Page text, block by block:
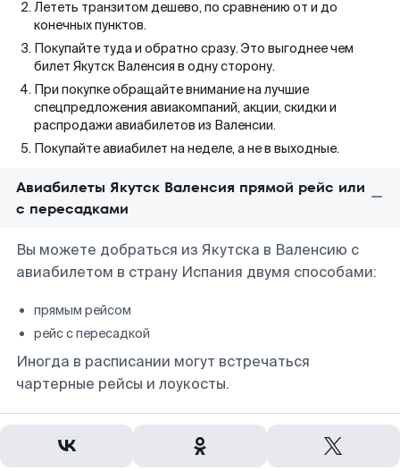
Лететь транзитом дешево, по сравнению от и до
конечных пунктов.
Покупайте туда и обратно сразу. Это выгоднее чем
билет Якутск Валенсия в одну сторону.
При покупке обращайте внимание на лучшие
спецпредложения авиакомпаний, акции, скидки и
распродажи авиабилетов из Валенсии.
Покупайте авиабилет на неделе, а не в выходные.
Авиабилеты Якутск Валенсия прямой рейс или
с пересадками
Вы можете добраться из Якутска в Валенсию с
авиабилетом в страну Испания двумя способами:
прямым рейсом
рейс с пересадкой
Иногда в расписании могут встречаться
чартерные рейсы и лоукосты.